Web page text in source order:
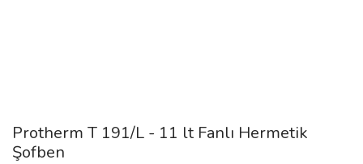
Protherm T 191/L - 11 lt Fanlı Hermetik
Şofben